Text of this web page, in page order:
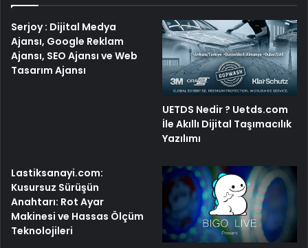
Serjoy : Dijital Medya
Ajansı, Google Reklam
Ajansı, SEO Ajansı ve Web
Tasarım Ajansı
UETDS Nedir ? Uetds.com
İle Akıllı Dijital Taşımacılık
Yazılımı
Lastiksanayi.com:
Kusursuz Sürüşün
Anahtarı: Rot Ayar
Makinesi ve Hassas Ölçüm
Teknolojileri